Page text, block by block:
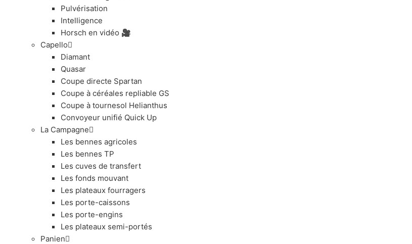
Pulvérisation
Intelligence
Horsch en vidéo 🎥
Capello
Diamant
Quasar
Coupe directe Spartan
Coupe à céréales repliable GS
Coupe à tournesol Helianthus
Convoyeur unifié Quick Up
La Campagne
Les bennes agricoles
Les bennes TP
Les cuves de transfert
Les fonds mouvant
Les plateaux fourragers
Les porte-caissons
Les porte-engins
Les plateaux semi-portés
Panien